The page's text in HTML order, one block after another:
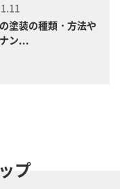
塗装の種類・方法や
ン...
プ